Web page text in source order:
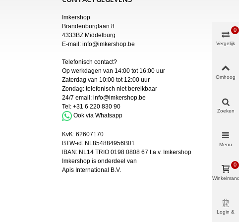
Imkershop
Brandenburglaan 8
4333BZ Middelburg
E-mail: info@imkershop.be
Telefonisch contact?
Op werkdagen van 14:00 tot 16:00 uur
Zaterdag van 10:00 tot 12:00 uur
Zondag: telefonisch niet bereikbaar
24/7 email: info@imkershop.be
Tel: +31 6 220 830 90
Ook via Whatsapp
KvK: 62607170
BTW-id: NL854884956B01
IBAN: NL14 TRIO 0198 0808 67 t.a.v. Imkershop
Imkershop is onderdeel van
Apis International B.V.
Vergelijk
0
Omhoog
Zoeken
Menu
0
Login &